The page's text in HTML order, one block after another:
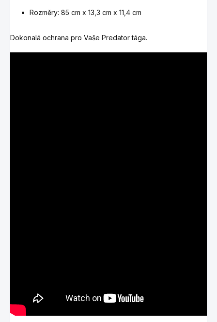
Rozměry: 85 cm x 13,3 cm x 11,4 cm
Dokonalá ochrana pro Vaše Predator tága.